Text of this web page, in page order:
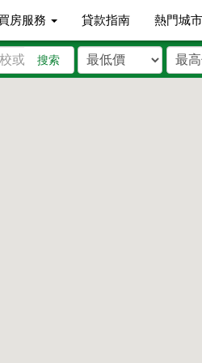
房服務 貸款指南 熱門城
搜索